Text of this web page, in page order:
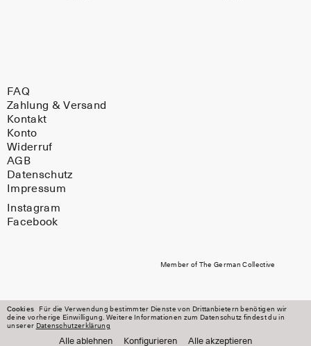
innerhalb Deutschlands Kostenloser
FAQ
Zahlung & Versand
Kontakt
Konto
Widerruf
AGB
Datenschutz
Impressum
Member of The German Collective
Instagram
Facebook
Cookies
Für die Verwendung bestimmter Dienste von Drittanbietern benötigen wir
deine vorherige Einwilligung. Weitere Informationen zum Datenschutz findest du in
unserer Datenschutzerklärung
Alle ablehnen Konfigurieren Alle akzeptieren